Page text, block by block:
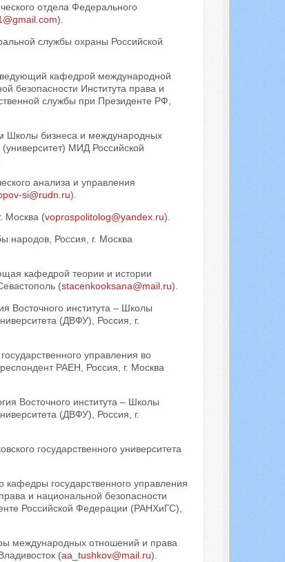
отдела Федерального
).
службы охраны Российской
кафедрой международной
безопасности Института права и
службы при Президенте РФ,
Школы бизнеса и международных
МИД Российской
анализа и управления
si@rudn.ru).
Москва (voprospolitolog@yandex.ru).
народов, Россия, г. Москва
кафедрой теории и истории
(stacenkooksana@mail.ru).
Восточного института – Школы
(ДВФУ), Россия, г.
управления во
РАЕН, Россия, г. Москва
Восточного института – Школы
(ДВФУ), Россия, г.
государственного университета
кафедры государственного управления
и национальной безопасности
Российской Федерации (РАНХиГС),
международных отношений и права
(aa_tushkov@mail.ru).